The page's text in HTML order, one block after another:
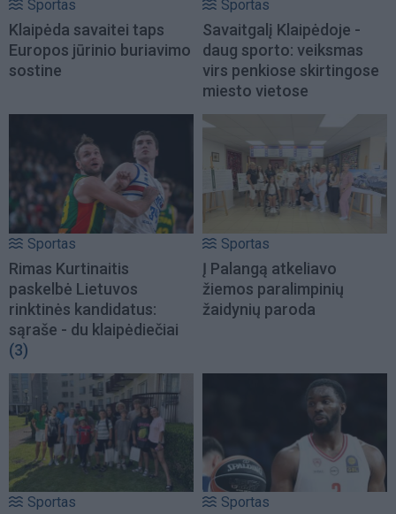
Sportas
Klaipėda savaitei taps
Europos jūrinio buriavimo
sostine
Sportas
Savaitgalį Klaipėdoje -
daug sporto: veiksmas
virs penkiose skirtingose
miesto vietose
Sportas
Rimas Kurtinaitis
paskelbė Lietuvos
rinktinės kandidatus:
sąraše - du klaipėdiečiai
(3)
Sportas
Į Palangą atkeliavo
žiemos paralimpinių
žaidynių paroda
Sportas Sportas